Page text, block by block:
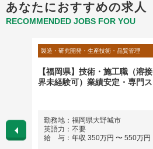
あなたにおすすめの求人
RECOMMENDED JOBS FOR YOU
製造・研究開発・生産技術・品質管理
【福岡県】技術・施工職（溶
界未経験可）業績安定・専門
勤務地：福岡県大野城市
英語力：不要
給 与：年収 350万円 〜 550万円